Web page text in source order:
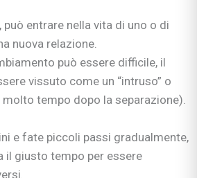
può entrare nella vita di uno o di
nuova relazione.
può essere difficile, il
vissuto come un “intruso” o
tempo dopo la separazione).
e fate piccoli passi gradualmente,
il giusto tempo per essere